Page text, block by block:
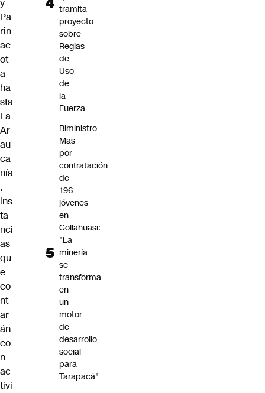
Pa
rin
ac
ot
a
ha
sta
La
Ar
au
ca
nía
,
ins
ta
nci
as
qu
e
co
nt
ar
án
co
n
ac
tivi
tramita
proyecto
sobre
Reglas
de
Uso
de
la
Fuerza
Biministro
Mas
por
contratación
de
196
jóvenes
en
Collahuasi:
"La
minería
se
transforma
en
un
motor
de
desarrollo
social
para
Tarapacá"